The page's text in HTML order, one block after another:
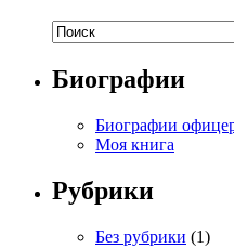
Биографии
Биографии
Моя книга
Рубрики
Без рубрики (1)